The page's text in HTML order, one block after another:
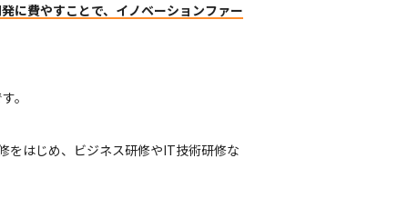
に費やすことで、イノベーションファー
。
をはじめ、ビジネス研修やIT技術研修な